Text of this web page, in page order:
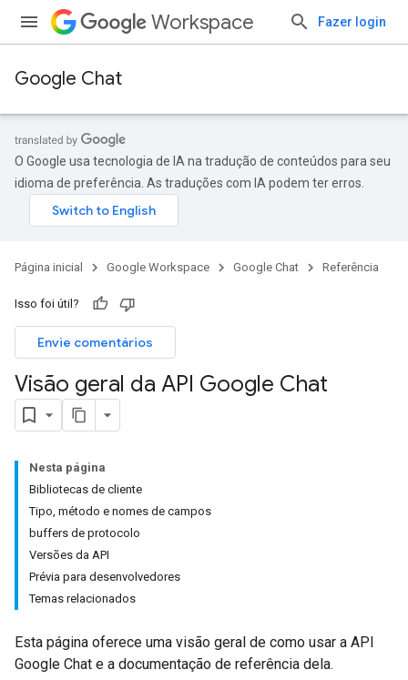
Workspace Fazer login
Google Chat
O Google usa tecnologia de IA na tradução de conteúdos para seu
idioma de preferência. As traduções com IA podem ter erros.
Página inicial Google Workspace Google Chat Referência
Isso foi útil?
Envie comentários
Visão geral da API Google Chat
Nesta página
Bibliotecas de cliente
Tipo, método e nomes de campos
buffers de protocolo
Versões da API
Prévia para desenvolvedores
Temas relacionados
Esta página oferece uma visão geral de como usar a API
Google Chat e a documentação de referência dela.